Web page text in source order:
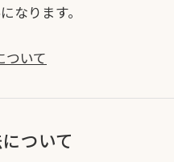
なります。
ついて
ついて